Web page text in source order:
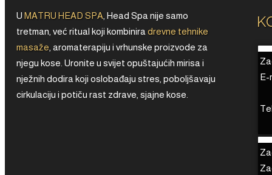
U MATRU HEAD SPA , Head Spa nije samo
tretman, već ritual koji kombinira drevne tehnike
masaže , aromaterapiju i vrhunske proizvode za
njegu kose. Uronite u svijet opuštajućih mirisa i
nježnih dodira koji oslobađaju stres, poboljšavaju
cirkulaciju i potiču rast zdrave, sjajne kose.
E-